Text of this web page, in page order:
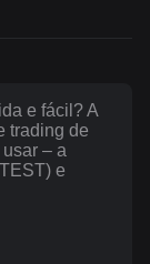
e fácil? A
trading de
– a
e